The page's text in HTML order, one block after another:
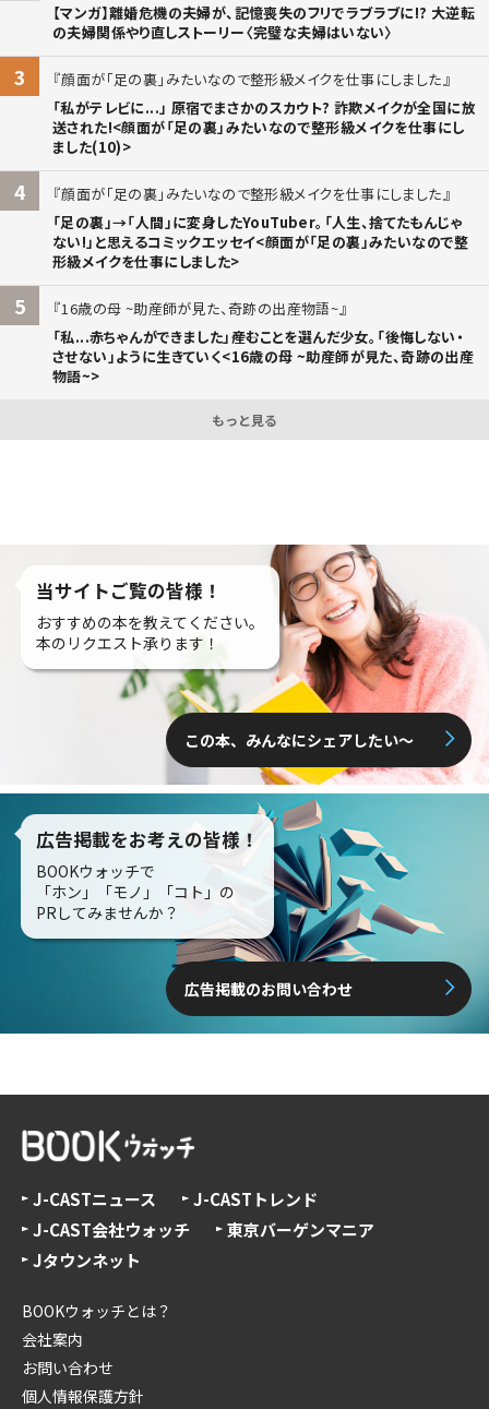
【マンガ】離婚危機の夫婦が、記憶喪失のフリでラブラブに!? 大逆転
の夫婦関係やり直しストーリー〈完璧な夫婦はいない〉
3
顔面が「足の裏」みたいなので整形級メイクを仕事にしました
「私がテレビに...」 原宿でまさかのスカウト? 詐欺メイクが全国に放
送された!<顔面が「足の裏」みたいなので整形級メイクを仕事にし
ました(10)>
4
顔面が「足の裏」みたいなので整形級メイクを仕事にしました
「足の裏」→「人間」に変身したYouTuber。「人生、捨てたもんじゃ
ない!」と思えるコミックエッセイ<顔面が「足の裏」みたいなので整
形級メイクを仕事にしました>
5
16歳の母 ~助産師が見た、奇跡の出産物語~
「私...赤ちゃんができました」――産むことを選んだ少女。「後悔しない・
させない」ように生きていく<16歳の母 ~助産師が見た、奇跡の出産
物語~>
もっと見る
当サイトご覧の皆様！
おすすめの本を教えてください。
本のリクエスト承ります！
この本、みんなにシェアしたい〜
広告掲載をお考えの皆様！
BOOKウォッチで
「ホン」「モノ」「コト」の
PRしてみませんか？
広告掲載のお問い合わせ
J-CASTニュース
J-CASTトレンド
J-CAST会社ウォッチ
東京バーゲンマニア
Jタウンネット
BOOKウォッチとは？
会社案内
お問い合わせ
個人情報保護方針